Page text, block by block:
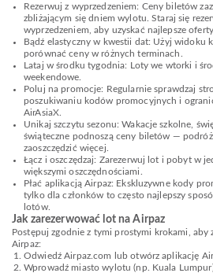
Rezerwuj z wyprzedzeniem: Ceny biletów
zbliżającym się dniem wylotu. Staraj się
wyprzedzeniem, aby uzyskać najlepsze
Bądź elastyczny w kwestii dat: Użyj widoku
porównać ceny w różnych terminach.
Lataj w środku tygodnia: Loty we wtorki i
weekendowe.
Poluj na promocje: Regularnie sprawdzaj
poszukiwaniu kodów promocyjnych i
AirAsiaX.
Unikaj szczytu sezonu: Wakacje szkolne,
świąteczne podnoszą ceny biletów —
zaoszczędzić więcej.
Łącz i oszczędzaj: Zarezerwuj lot i pobyt w
większymi oszczędnościami.
Płać aplikacją Airpaz: Ekskluzywne kody
tylko dla członków to często najlepszy
lotów.
Jak zarezerwować lot na Airpaz
Postępuj zgodnie z tymi prostymi krokami, aby
Airpaz:
Odwiedź Airpaz.com lub otwórz aplikację
Wprowadź miasto wylotu (np. Kuala